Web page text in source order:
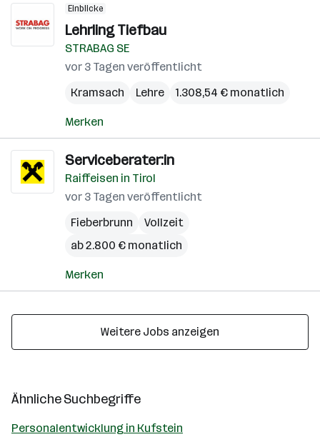
Einblicke
Lehrling Tiefbau
STRABAG SE
vor 3 Tagen veröffentlicht
Kramsach
Lehre 1.308,54 € monatlich
Merken
Serviceberater:in
Raiffeisen in Tirol
vor 3 Tagen veröffentlicht
Fieberbrunn
Vollzeit
ab 2.800 € monatlich
Merken
Weitere Jobs anzeigen
Ähnliche Suchbegriffe
Personalentwicklung in Kufstein